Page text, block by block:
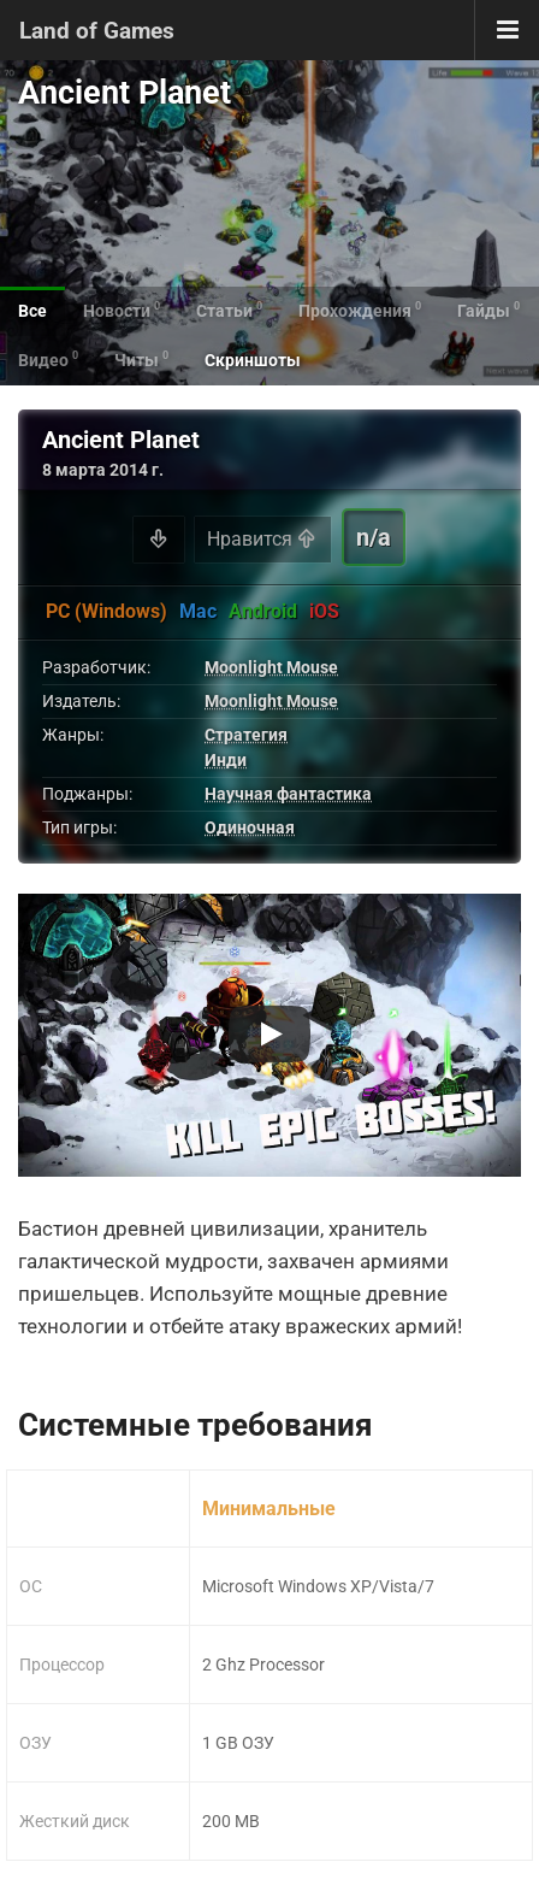
Land of Games
Ancient Planet
Все Новости 0 Статьи 0 Прохождения 0 Гайды 0
Видео 0 Читы 0 Скриншоты
Ancient Planet
8 марта 2014 г.
Нравится n/a
PC (Windows) Mac Android iOS
Разработчик:
Moonlight Mouse
Издатель:
Moonlight Mouse
Жанры:
Стратегия
Инди
Поджанры:
Научная фантастика
Тип игры:
Одиночная
Бастион древней цивилизации, хранитель
галактической мудрости, захвачен армиями
пришельцев. Используйте мощные древние
технологии и отбейте атаку вражеских армий!
Системные требования
ОС
Процессор
ОЗУ
Жесткий диск
Минимальные
Microsoft Windows XP/Vista/7
2 Ghz Processor
1 GB ОЗУ
200 MB